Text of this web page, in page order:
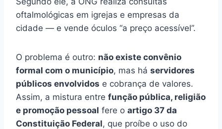
oftalmológicas em igrejas e empresas da
cidade — e vende óculos “a preço acessível”.
O problema é outro: não existe convênio
formal com o município, mas há servidores
públicos envolvidos e cobrança de valores.
Assim, a mistura entre função pública, religião
e promoção pessoal fere o artigo 37 da
Constituição Federal, que proíbe o uso do